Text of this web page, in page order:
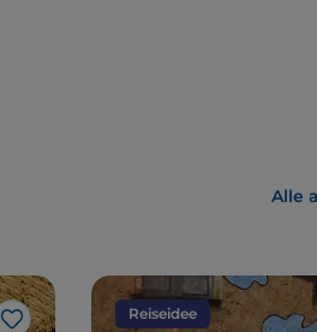
Alle
Reiseidee